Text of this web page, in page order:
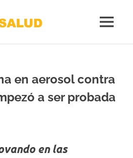
MENÚ
en aerosol contra
a ser probada
en las